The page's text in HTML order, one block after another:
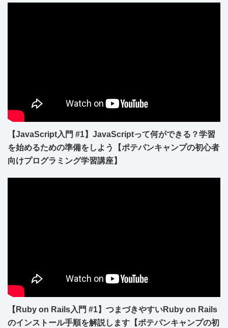
【JavaScript入門 #1】JavaScriptって何ができる？学習
を始めるための準備をしよう【ポテパンキャンプの初心者
向けプログラミング学習講座】
【Ruby on Rails入門 #1】つまづきやすいRuby on Rails
のインストール手順を解説します【ポテパンキャンプの初